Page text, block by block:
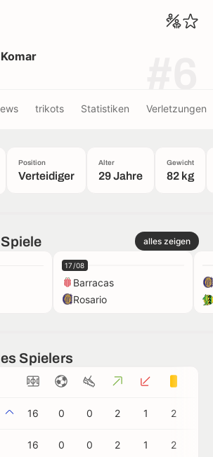
trikots Statistiken Verletzungen
Position
Verteidiger
Alter
29 Jahre
Gewicht
82 kg
alles zeigen
17/08
Barracas
Rosario
Spielers
16 0 0 2 1 2
16 0 0 2 1 2